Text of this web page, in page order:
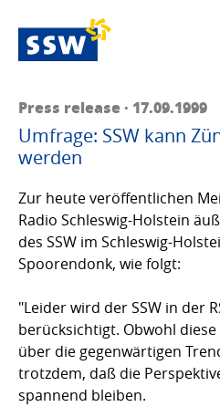
Press release · 17.09.1999
Umfrage: SSW kann
werden
Zur heute veröffentlichen
Radio Schleswig-Holstein
des SSW im Schleswig-
Spoorendonk, wie folgt:
"Leider wird der SSW in der
berücksichtigt. Obwohl
über die gegenwärtigen
trotzdem, daß die
spannend bleiben.